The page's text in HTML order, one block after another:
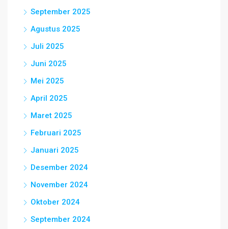
September 2025
Agustus 2025
Juli 2025
Juni 2025
Mei 2025
April 2025
Maret 2025
Februari 2025
Januari 2025
Desember 2024
November 2024
Oktober 2024
September 2024